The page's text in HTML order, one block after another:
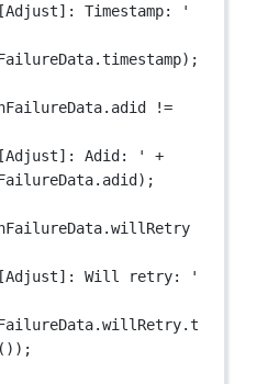
Timestamp: '
!=
Adid: '
+
Will retry: '
t
());